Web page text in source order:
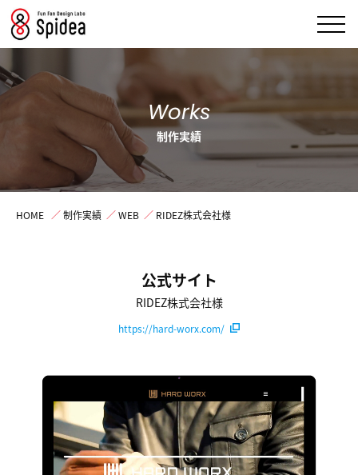
Works
制作実績
HOME ／制作実績 ／WEB ／ RIDEZ株式会社様
公式サイト
RIDEZ株式会社様
https://hard-worx.com/